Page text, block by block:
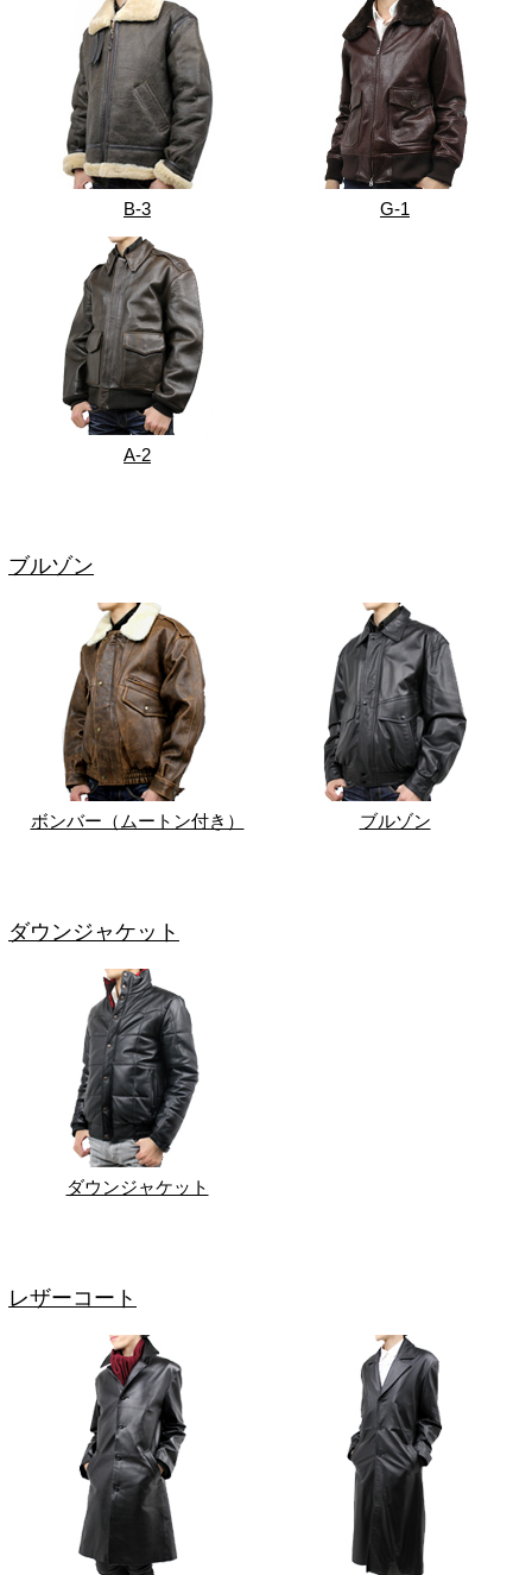
B-3 G-1
A-2
ブルゾン
ボンバー（ムートン付き） ブルゾン
ダウンジャケット
ダウンジャケット
レザーコート